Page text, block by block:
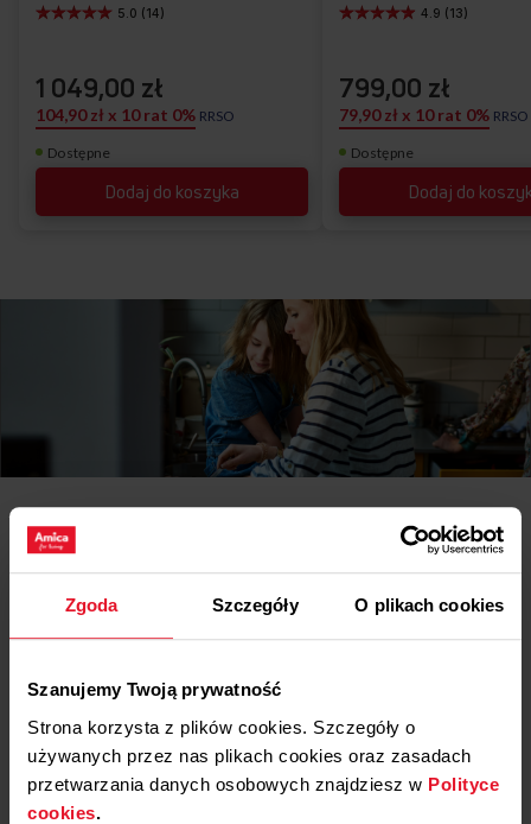
Zgoda Szczegóły O plikach cookies
Szanujemy Twoją prywatność
Strona korzysta z plików cookies. Szczegóły o
używanych przez nas plikach cookies oraz zasadach
przetwarzania danych osobowych znajdziesz w Polityce
cookies.
Dostępne
Dodaj do koszyka
5.0 (14)
1 049,00 zł
104,90 zł x 10 rat 0% RRSO
Dostępne
Dodaj do
4.9 (13)
799,00 zł
79,90 zł x 10 rat 0% RRSO
Pliki
Karta produktu
Instrukcja użytkownika
Ostrzeżenia i informacje dotyczące